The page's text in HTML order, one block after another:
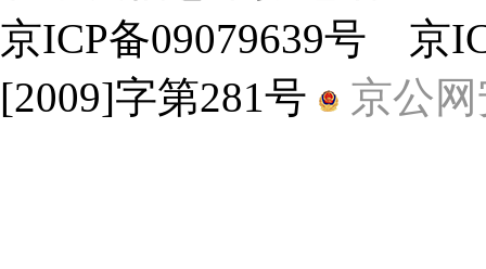
京ICP备09079639号 京
[2009]字第281号
京公网